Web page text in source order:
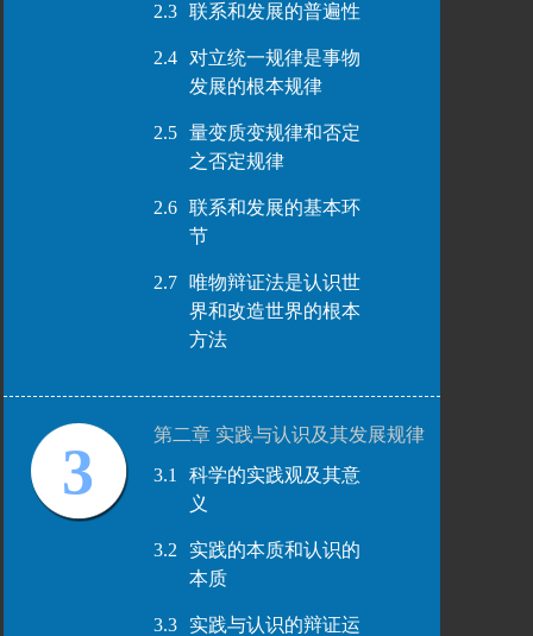
2.3 联系和发展的普遍性
2.4
对立统一规律是事物
发展的根本规律
2.5
量变质变规律和否定
之否定规律
2.6
联系和发展的基本环
节
2.7
唯物辩证法是认识世
界和改造世界的根本
方法
3
第二章 实践与认识及其发展规律
3.1
科学的实践观及其意
义
3.2
实践的本质和认识的
本质
3.3
实践与认识的辩证运